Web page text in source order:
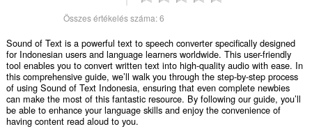
Összes értékelés száma:6
Sound of Text is a powerful text to speech converter specifically designed
for Indonesian users and language learners worldwide. This user-friendly
tool enables you to convert written text into high-quality audio with ease. In
this comprehensive guide, we’ll walk you through the step-by-step process
of using Sound of Text Indonesia, ensuring that even complete newbies
can make the most of this fantastic resource. By following our guide, you’ll
be able to enhance your language skills and enjoy the convenience of
having content read aloud to you.